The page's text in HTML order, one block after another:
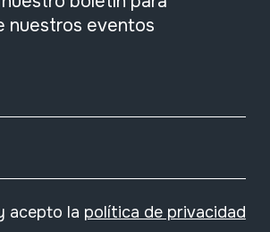
nuestros eventos
acepto la política de privacidad